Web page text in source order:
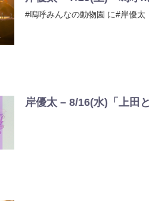
#嗚呼みんなの動物園 に#岸優
岸優太 – 8/16(水)「上田